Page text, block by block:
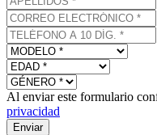
Al enviar este formulario
privacidad
Enviar